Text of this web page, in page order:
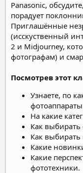
Panasonic,
порадует
Приглашённые
(исскуственный
2 и Midjourney,
фотографам) и
Посмотрев этот
Узнаете, по
На какие
Как выбирать
Как
Какие
Какие
фототехники.